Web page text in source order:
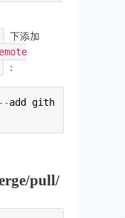
下添加
：
--add gith
pull/